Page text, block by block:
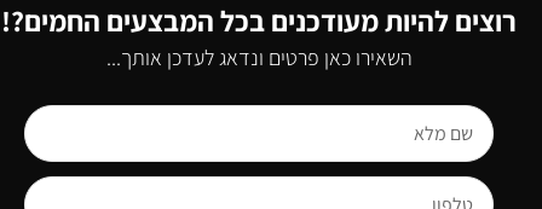
רוצים להיות מעודכנים בכל המבצעים החמים?!
השאירו כאן פרטים ונדאג לעדכן אותך...